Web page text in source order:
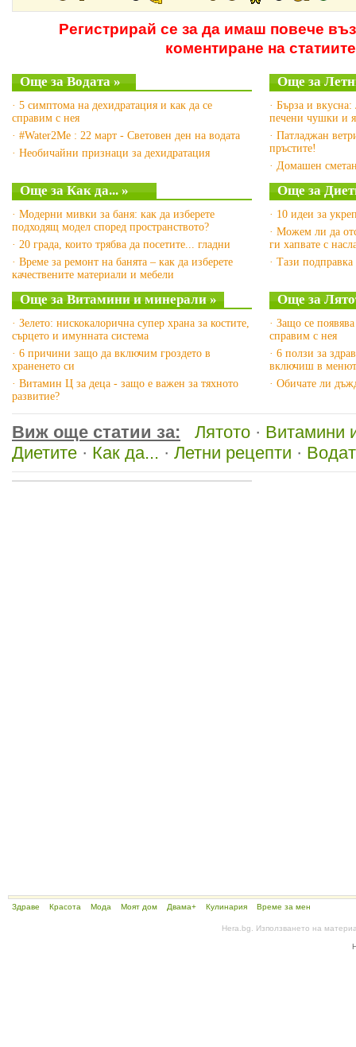
Регистрирай се за да имаш повече
коментиране на статиите
Още за Водата »
· 5 симптома на дехидратация и как да се
справим с нея
· #Water2Me : 22 март - Световен ден на водата
· Необичайни признаци за дехидратация
Още за
· Бърза и
печени чушки и
· Патладжан
пръстите!
· Домашен
Още за Как да... »
· Модерни мивки за баня: как да изберете
подходящ модел според пространството?
· 20 града, които трябва да посетите... гладни
· Време за ремонт на банята – как да изберете
качествените материали и мебели
Още за
· 10 идеи за
· Можем ли да
ги хапвате с
· Тази подправка
Още за Витамини и минерали »
· Зелето: нискокалорична супер храна за костите,
сърцето и имунната система
· 6 причини защо да включим гроздето в
храненето си
· Витамин Ц за деца - защо е важен за тяхното
развитие?
Още за
· Защо се
справим с нея
· 6 ползи за
включиш в
· Обичате ли
Виж още статии за: Лятото · Витамини
Диетите · Как да... · Летни рецепти ·
Здраве Красота Мода Моят дом Двама+ Кулинария Време за мен
Hera.bg. Използването на